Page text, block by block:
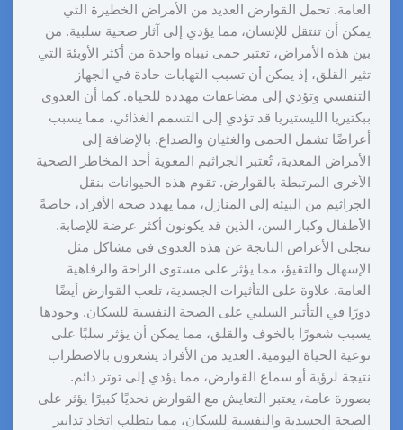
العامة. تحمل القوارض العديد من الأمراض الخطيرة التي
يمكن أن تنتقل للإنسان، مما يؤدي إلى آثار صحية سلبية. من
بين هذه الأمراض، تعتبر حمى نيباه واحدة من أكثر الأوبئة التي
تثير القلق، إذ يمكن أن تسبب التهابات حادة في الجهاز
التنفسي وتؤدي إلى مضاعفات مهددة للحياة. كما أن العدوى
ببكتيريا الليستيريا قد تؤدي إلى التسمم الغذائي، مما يسبب
أعراضًا تشمل الحمى والغثيان والصداع. بالإضافة إلى
الأمراض المعدية، تُعتبر الجراثيم المعوية أحد المخاطر الصحية
الأخرى المرتبطة بالقوارض. تقوم هذه الحيوانات بنقل
الجراثيم من البيئة إلى المنازل، مما يهدد صحة الأفراد، خاصةً
الأطفال وكبار السن، الذين قد يكونون أكثر عرضة للإصابة.
تتجلى الأعراض الناتجة عن هذه العدوى في مشاكل مثل
الإسهال والتقيؤ، مما يؤثر على مستوى الراحة والرفاهية
العامة. علاوة على التأثيرات الجسدية، تلعب القوارض أيضًا
دورًا في التأثير السلبي على الصحة النفسية للسكان. وجودها
يسبب شعورًا بالخوف والقلق، مما يمكن أن يؤثر سلبًا على
نوعية الحياة اليومية. العديد من الأفراد يشعرون بالاضطراب
نتيجة لرؤية أو سماع القوارض، مما يؤدي إلى توتر دائم.
بصورة عامة، يعتبر التعايش مع القوارض تحديًا كبيرًا يؤثر على
الصحة الجسدية والنفسية للسكان، مما يتطلب اتخاذ تدابير